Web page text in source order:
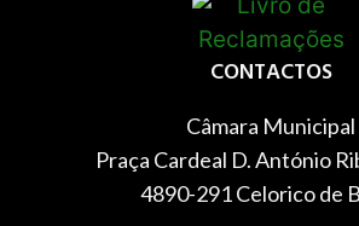
CONTACTOS
Câmara Municipal
Praça Cardeal D. António
4890-291 Celorico de